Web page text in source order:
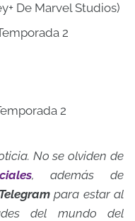
De Marvel Studios)
2
2
No se olviden de
, además de
para estar al
del mundo del